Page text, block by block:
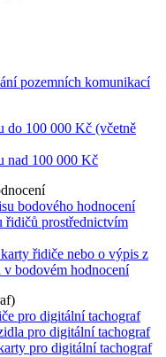
pozemních komunikací
do 100 000 Kč (včetně
nad 100 000 Kč
bodového hodnocení
řidičů prostřednictvím
řidiče nebo o výpis z
v bodovém hodnocení
pro digitální tachograf
pro digitální tachograf
pro digitální tachograf